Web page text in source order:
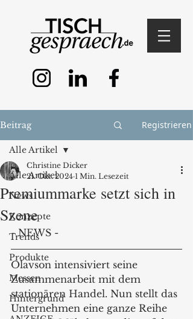
Beitrag Registrieren
Alle Artikel
News
Konzepte
Trends
Produkte
Messen
Hintergrund
Alle Artikel
Premiummarke setzt sich in
Szene
Christine Dicker
21. Okt. 2024 1 Min. Lesezeit
- NEWS -
Olavson intensiviert seine
Zusammenarbeit mit dem
stationären Handel. Nun stellt das
Unternehmen eine ganze Reihe